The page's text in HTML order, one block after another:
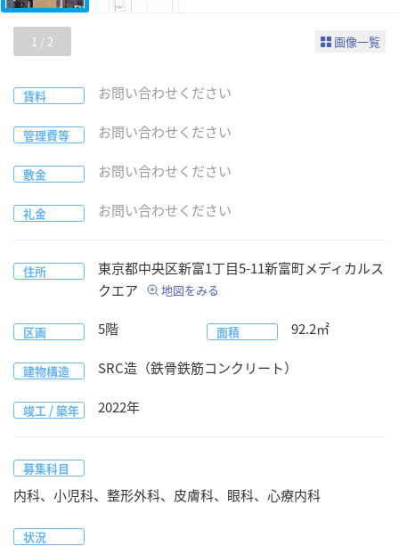
1 / 2 画像一覧
賃料 お問い合わせください
管理費等 お問い合わせください
敷金 お問い合わせください
礼金 お問い合わせください
住所 東京都中央区新富1丁目5-11新富町メディカルス
クエア
地図をみる
区画 5階 面積 92.2㎡
建物構造 SRC造（鉄骨鉄筋コンクリート）
竣工 / 築年 2022年
募集科目
内科、小児科、整形外科、皮膚科、眼科、心療内科
状況